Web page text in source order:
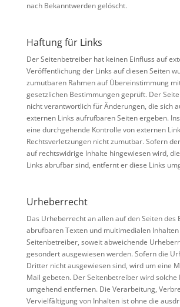
nach Bekanntwerden gelöscht.
Haftung für Links
Der Seitenbetreiber hat keinen Einfluss auf
Veröffentlichung der Links auf diesen Seiten
zumutbaren Rahmen auf Übereinstimmung
gesetzlichen Bestimmungen geprüft. Der
nicht verantwortlich für Änderungen, die sich
externen Links aufrufbaren Seiten ergeben.
eine durchgehende Kontrolle von externen
Rechtsverletzungen nicht zumutbar. Sofern
auf rechtswidrige Inhalte hingewiesen wird,
Links abrufbar sind, entfernt er diese Links
Urheberrecht
Das Urheberrecht an allen auf den Seiten des
abrufbaren Texten und multimedialen
Seitenbetreiber, soweit abweichende
gesondert ausgewiesen werden. Sofern die
Dritter nicht ausgewiesen sind, wird um eine
Mail gebeten. Der Seitenbetreiber wird solche
umgehend entfernen. Die Verarbeitung,
Vervielfältigung von Inhalten ist ohne die